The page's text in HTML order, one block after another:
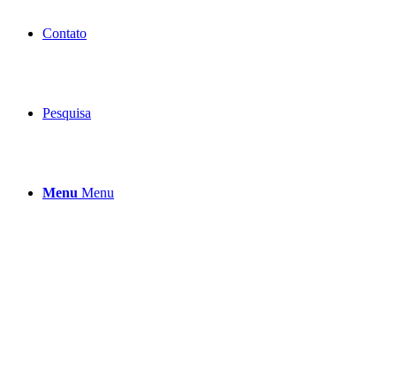
Contato
Pesquisa
Menu Menu